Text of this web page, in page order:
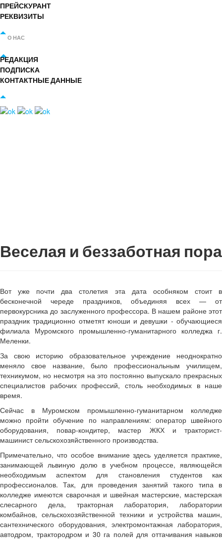
ПРЕЙСКУРАНТ
РЕКВИЗИТЫ
О НАС
РЕДАКЦИЯ
ПОДПИСКА
КОНТАКТНЫЕ ДАННЫЕ
Веселая и беззаботная пора
Вот уже почти два столетия эта дата особняком стоит в
бесконечной череде праздников, объединяя всех — от
первокурсника до заслуженного профессора. В нашем районе этот
праздник традиционно отметят юноши и девушки - обучающиеся
филиала Муромского промышленно-гуманитарного колледжа г.
Меленки.
За свою историю образовательное учреждение неоднократно
меняло свое название, было профессиональным училищем,
техникумом, но несмотря на это постоянно выпускало прекрасных
специалистов рабочих профессий, столь необходимых в наше
время.
Сейчас в Муромском промышленно-гуманитарном колледже
можно пройти обучение по направлениям: оператор швейного
оборудования, повар-кондитер, мастер ЖКХ и тракторист-
машинист сельскохозяйственного производства.
Примечательно, что особое внимание здесь уделяется практике,
занимающей львиную долю в учебном процессе, являющейся
необходимым аспектом для становления студентов как
профессионалов. Так, для проведения занятий такого типа в
колледже имеются сварочная и швейная мастерские, мастерская
слесарного дела, тракторная лаборатория, лаборатории
комбайнов, сельскохозяйственной техники и устройства машин,
сантехнического оборудования, электромонтажная лаборатория,
автодром, трактородром и 30 га полей для оттачивания навыков